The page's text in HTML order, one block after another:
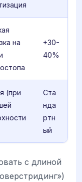
на
+30-
40%
(при
Ста
нда
ртн
ый
с длиной